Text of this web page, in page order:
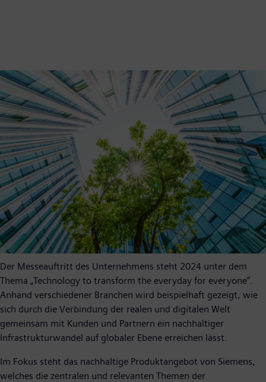
Der Messeauftritt des Unternehmens steht 2024 unter dem
Thema „Technology to transform the everyday for everyone“.
Anhand verschiedener Branchen wird beispielhaft gezeigt, wie
sich durch die Verbindung der realen und digitalen Welt
gemeinsam mit Kunden und Partnern ein nachhaltiger
Infrastrukturwandel auf globaler Ebene erreichen lässt.
Im Fokus steht das nachhaltige Produktangebot von Siemens,
welches die zentralen und relevanten Themen der